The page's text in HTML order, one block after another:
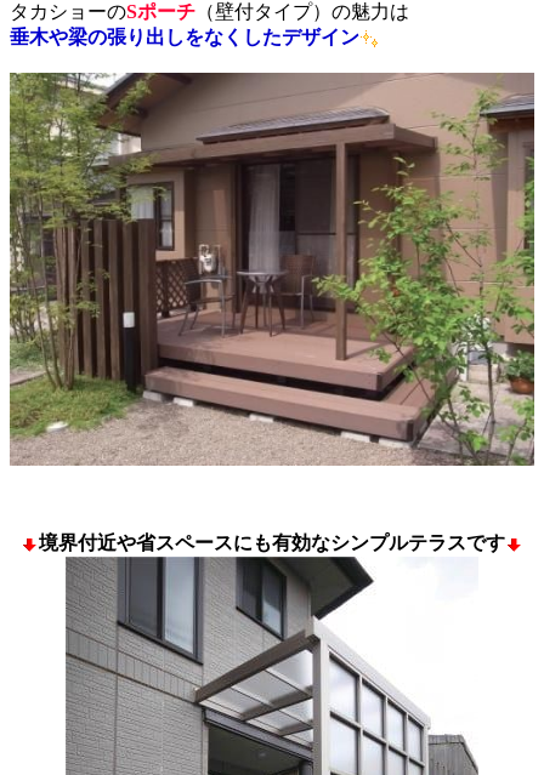
タカショーのSポーチ （壁付タイプ）の魅力は
垂木や梁の張り出しをなくしたデザイン
境界付近や省スペースにも有効なシンプルテラスです